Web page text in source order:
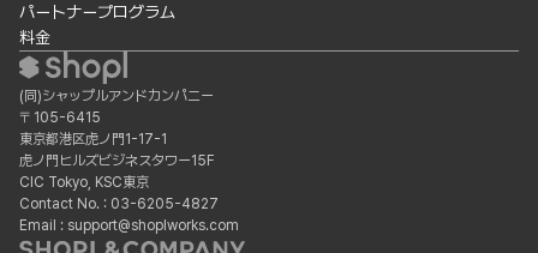
パートナープログラム
料金
(同)シャップルアンドカンパニー
〒105-6415
東京都港区虎ノ門1-17-1
虎ノ門ヒルズビジネスタワー15F
CIC Tokyo, KSC東京
Contact No. : 03-6205-4827
Email : support@shoplworks.com